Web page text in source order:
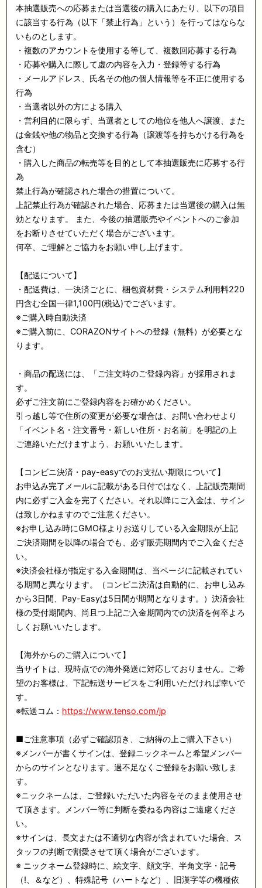
本抽選販売への応募または当選後の購入にあたり、以下の項目
に該当する行為（以下「禁止行為」という）を行ってはならな
いものとします。
・複数のアカウントを使用する等して、複数回応募する行為
・応募や購入に際して虚の内容を入力・登録等する行為
・メールアドレス、氏名その他の個人情報等を不正に使用する
行為
・当選者以外の方による購入
・営利目的に限らず、当選者としての地位を他人へ譲渡、また
は金銭や他の物品と交換する行為（譲渡等を持ちかける行為を
含む）
・購入した商品の転売等を目的として本抽選販売に応募する行
為
禁止行為が確認された場合の措置について。
上記禁止行為が確認された場合、応募または当選後の購入は無
効となります。 また、今後の抽選販売やイベントへのご参加
をお断りさせていただく場合がございます。
何卒、ご理解とご協力をお願い申し上げます。
【配送について】
・配送費は、一決済ごとに、梱包資材費・システム利用料220
円含む全国一律1,100円(税込)でございます。
※ご購入時自動決済
※ご購入前に、CORAZONサイトへの登録（無料）が必要とな
ります。
・商品の配送には、「ご注文時のご登録内容」が採用されま
す。
必ずご注文前にご登録内容をお確かめください。
引っ越し等で住所の変更が必要な場合は、お問い合わせより
「イベント名・注文番号・新しい住所・お名前」を明記の上
ご連絡いただけますよう、お願いいたします。
【コンビニ決済・pay-easyでのお支払い期限について】
お申込み完了メールに記載がある日付ではなく、上記販売期間
内に必ずご入金を完了ください。それ以降にご入金は、サイン
は致しかねますのでご注意ください。
※お申し込み時にGMO様よりお送りしている入金期限が上記
ご決済期間を以降の場合でも、必ず販売期間内でご入金くださ
い。
※決済会社様が指定する入金期間は、当ページに記載されてい
る期間と異なります。（コンビニ決済は自動的に、お申し込み
から3日間、Pay-Easyは5日間が期間となります。）決済会社
様の受付期間内、尚且つ上記ご入金期間内での決済を何卒よろ
しくお願いいたします。
【海外からのご購入について】
当サイトは、現時点での海外発送に対応しておりません。ご希
望のお客様は、下記転送サービスをご利用いただければ幸いで
す。
※転送コム： https://www.tenso.com/jp
■ご注意事項（必ずご確認頂き、ご納得の上ご購入下さい）
※メンバーが書くサインは、登録ニックネームと希望メンバー
からのサインとなります。過不足なくご登録をお願い致しま
す。
※ニックネームは、ご登録いただいた内容をそのまま使用させ
て頂きます。メンバー等に判断を委ねる内容はご遠慮くださ
い。
※サインは、長文または不適切な内容が含まれていた場合、ス
タッフの判断で割愛させて頂く場合がございます。
※ ニックネーム登録時に、絵文字、顔文字、半角文字・記号
（!、＆など）、特殊記号（ハートなど）、旧漢字等の機種依